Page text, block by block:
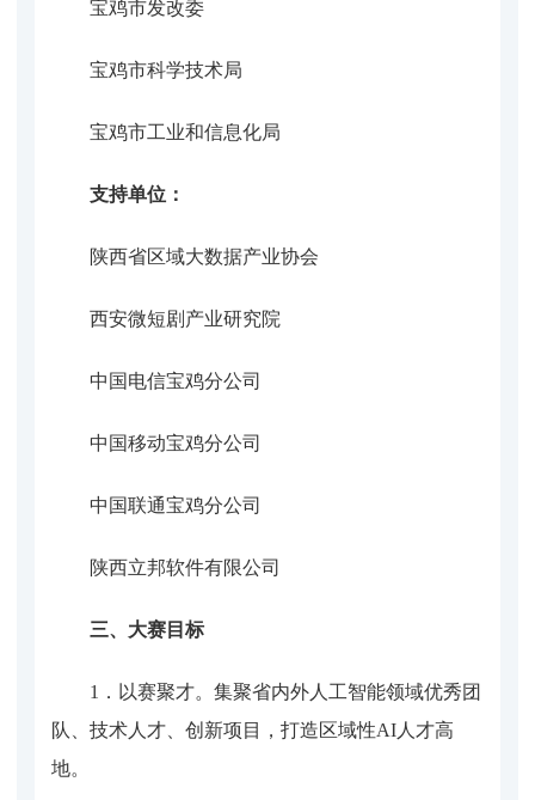
宝鸡市发改委
宝鸡市科学技术局
宝鸡市工业和信息化局
支持单位：
陕西省区域大数据产业协会
西安微短剧产业研究院
中国电信宝鸡分公司
中国移动宝鸡分公司
中国联通宝鸡分公司
陕西立邦软件有限公司
三、大赛目标
1． 以赛聚才。 集聚省内外人工智能领域优秀团
队、技术人才、创新项目，打造区域性AI人才高
地。